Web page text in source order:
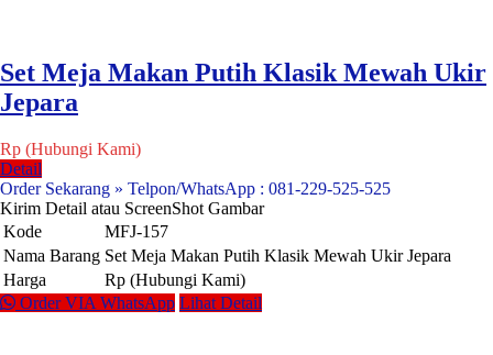
Set Meja Makan Putih Klasik Mewah Ukir
Jepara
Rp (Hubungi Kami)
Detail
Order Sekarang » Telpon/WhatsApp : 081-229-525-525
Kirim Detail atau ScreenShot Gambar
Kode
MFJ-157
Nama Barang Set Meja Makan Putih Klasik Mewah Ukir Jepara
Harga
Rp (Hubungi Kami)
Order VIA WhatsApp Lihat Detail